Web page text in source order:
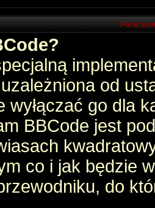
od
wyłączać go dla
BBCode jest
co i jak będzie
do